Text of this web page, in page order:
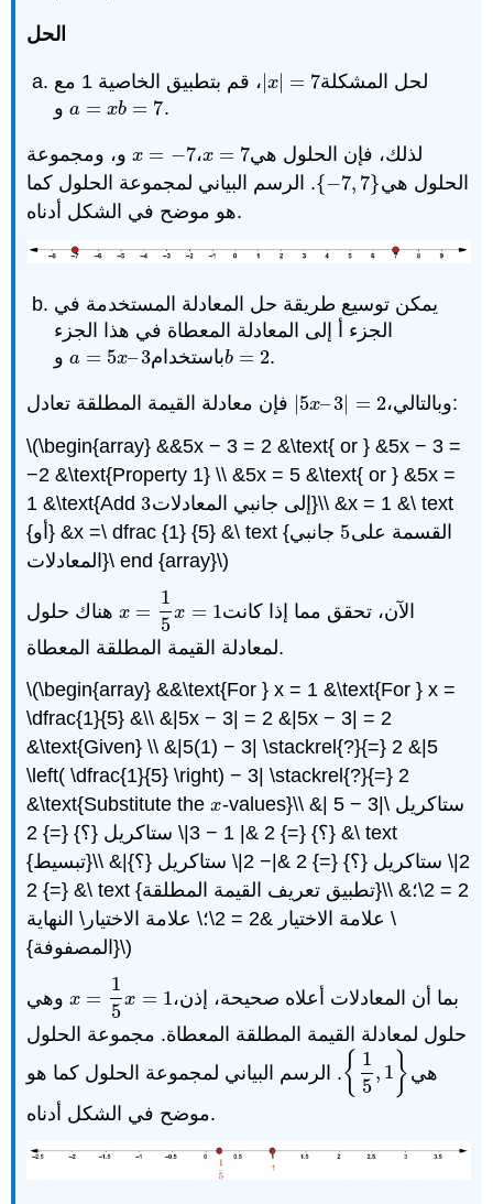
الحل
لحل المشكلة |x| = 7
|x| =7 ، قم بتطبيق الخاصية 1 مع
a = x
a =x و b = 7
b =7 .
لذلك، فإن الحلول هي x = 7
x=7 ، x = −7
x=− 7
و، ومجموعة
الحلول هي
{−7, 7}
{ −7,7}
. الرسم البياني لمجموعة الحلول كما
هو موضح في الشكل أدناه.
يمكن توسيع طريقة حل المعادلة المستخدمة في
الجزء أ إلى المعادلة المعطاة في هذا الجزء
باستخدام
a = 5x–3
a =5 x–3 و b = 2
b =2 .
وبالتالي، 5x–3 = 2
5x–3| =2
فإن معادلة القيمة المطلقة تعادل:
\(\begin{array} &&5x − 3 = 2 &\text{ or } &5x − 3 =
−2 &\text{Property 1} \\ &5x = 5 &\text{ or } &5x =
1 &\text{Add3
3إلى جانبي المعادلات}\\ &x = 1 &\ text
{أو} &x =\ dfrac {1} {5} &\ text {القسمة على5
5 جانبي
المعادلات}\ end {array}\)
الآن، تحقق مما إذا كانت x = 1
x=1
x =
1
5
x=1 5
هناك حلول
لمعادلة القيمة المطلقة المعطاة.
\(\begin{array} &&\text{For } x = 1 &\text{For } x =
\dfrac{1}{5} &\\ &|5x − 3| = 2 &|5x − 3| = 2
&\text{Given} \\ &|5(1) − 3| \stackrel{?}{=} 2 &|5
\left( \dfrac{1}{5} \right) − 3| \stackrel{?}{=} 2
&\text{Substitute thex
x-values}\\ &| 5 − 3|\ ستاكريل
{؟} {=} 2 &| 1 − 3|\ ستاكريل {؟} {=} 2 &\ text
{تبسيط}\\ &|2|\ ستاكريل {؟} {=} 2 &|− 2|\ ستاكريل {؟}
{=} 2 &\ text {تطبيق تعريف القيمة المطلقة}\\ &2 = 2\؛
\ علامة الاختيار &2 = 2\؛\ علامة الاختيار\ النهاية
{المصفوفة}\)
بما أن المعادلات أعلاه صحيحة، إذن، x = 1
x=1
x =
1
5
x=1 5
وهي
حلول لمعادلة القيمة المطلقة المعطاة. مجموعة الحلول
هي
{ 1
5
, 1 }
{1 5,1}
. الرسم البياني لمجموعة الحلول كما هو
موضح في الشكل أدناه.